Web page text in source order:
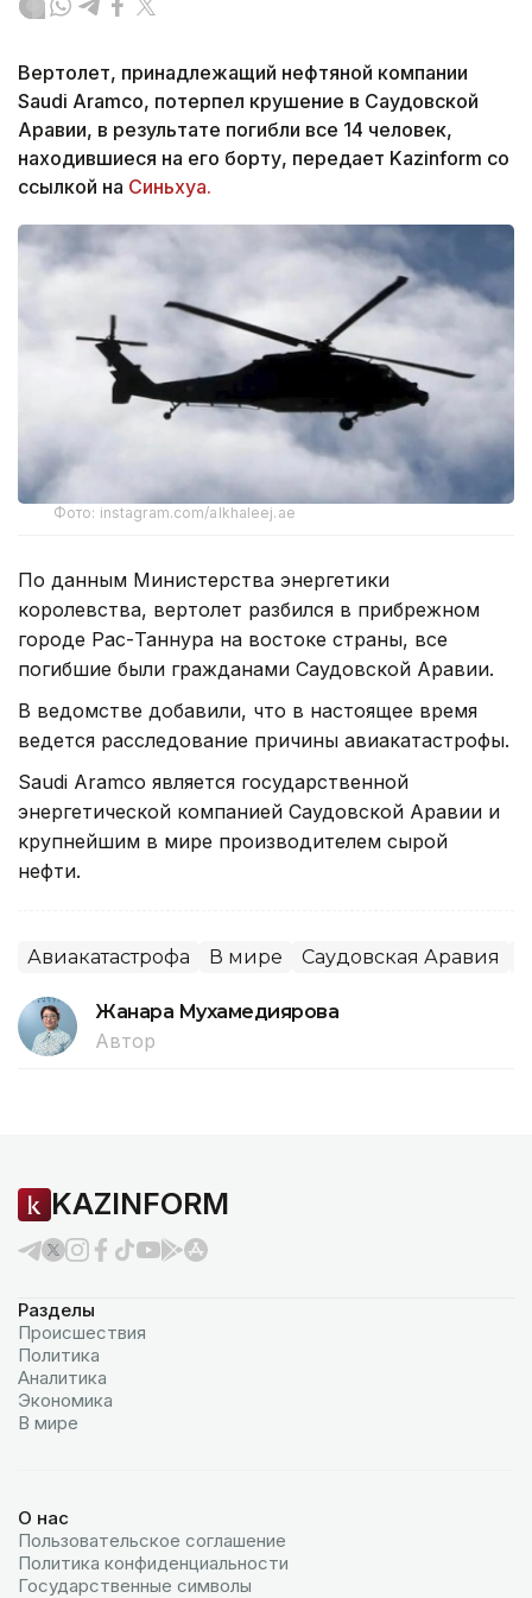
Вертолет, принадлежащий нефтяной компании
Saudi Aramco, потерпел крушение в Саудовской
Аравии, в результате погибли все 14 человек,
находившиеся на его борту, передает Kazinform со
ссылкой на Синьхуа.
Фото: instagram.com/alkhaleej.ae
По данным Министерства энергетики
королевства, вертолет разбился в прибрежном
городе Рас-Таннура на востоке страны, все
погибшие были гражданами Саудовской Аравии.
В ведомстве добавили, что в настоящее время
ведется расследование причины авиакатастрофы.
Saudi Aramco является государственной
энергетической компанией Саудовской Аравии и
крупнейшим в мире производителем сырой
нефти.
Авиакатастрофа В мире Саудовская Аравия
Жанара Мухамедиярова
Автор
KAZINFORM
Разделы
Происшествия
Политика
Аналитика
Экономика
В мире
О нас
Пользовательское соглашение
Политика конфиденциальности
Государственные символы